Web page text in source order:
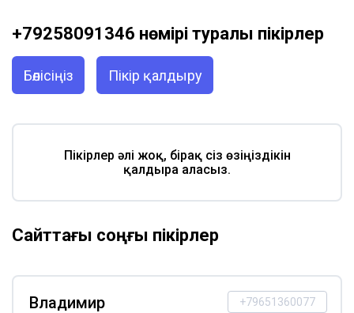
+79258091346 нөмірі туралы пікірлер
Бөлісіңіз Пікір қалдыру
Пікірлер әлі жоқ, бірақ сіз өзіңіздікін
қалдыра аласыз.
Сайттағы соңғы пікірлер
+79651360077
Владимир